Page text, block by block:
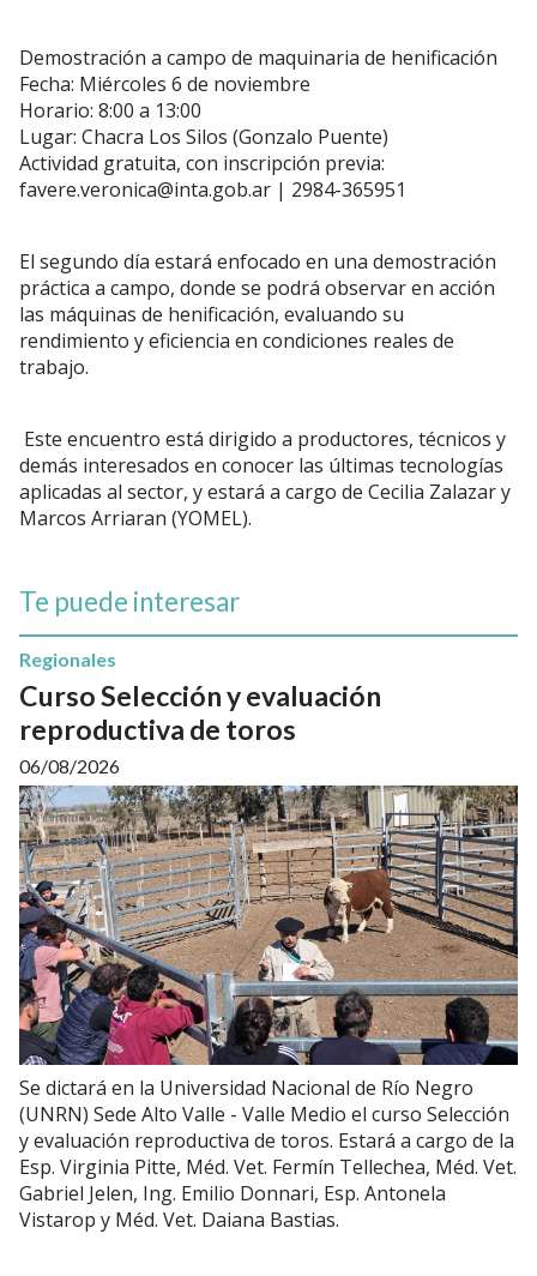
Demostración a campo de maquinaria de henificación
Fecha: Miércoles 6 de noviembre
Horario: 8:00 a 13:00
Lugar: Chacra Los Silos (Gonzalo Puente)
Actividad gratuita, con inscripción previa:
favere.veronica@inta.gob.ar | 2984-365951
El segundo día estará enfocado en una demostración
práctica a campo, donde se podrá observar en acción
las máquinas de henificación, evaluando su
rendimiento y eficiencia en condiciones reales de
trabajo.
Este encuentro está dirigido a productores, técnicos y
demás interesados en conocer las últimas tecnologías
aplicadas al sector, y estará a cargo de Cecilia Zalazar y
Marcos Arriaran (YOMEL).
Te puede interesar
Curso Selección y evaluación
reproductiva de toros
Regionales
06/08/2026
Se dictará en la Universidad Nacional de Río Negro
(UNRN) Sede Alto Valle - Valle Medio el curso Selección
y evaluación reproductiva de toros. Estará a cargo de la
Esp. Virginia Pitte, Méd. Vet. Fermín Tellechea, Méd. Vet.
Gabriel Jelen, Ing. Emilio Donnari, Esp. Antonela
Vistarop y Méd. Vet. Daiana Bastias.